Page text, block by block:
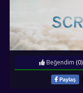
Paylaş
Beğendim (0)